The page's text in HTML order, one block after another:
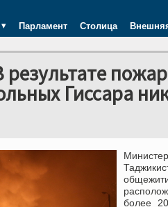
Парламент Столица
Гиссара
более